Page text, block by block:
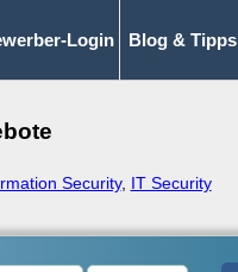
Login Blog & Tipps
Security, IT Security